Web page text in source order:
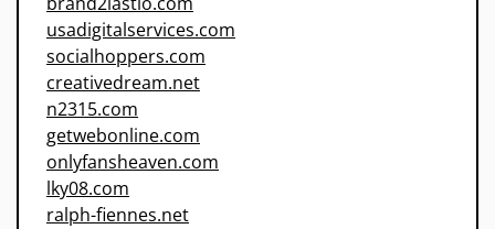
usadigitalservices.com
socialhoppers.com
creativedream.net
n2315.com
getwebonline.com
onlyfansheaven.com
lky08.com
ralph-fiennes.net